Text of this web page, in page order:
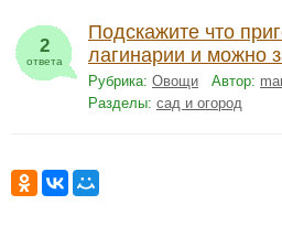
2
ответа
Подскажите что
лагинарии и можно
Рубрика: Овощи Автор:
Разделы: сад и огород